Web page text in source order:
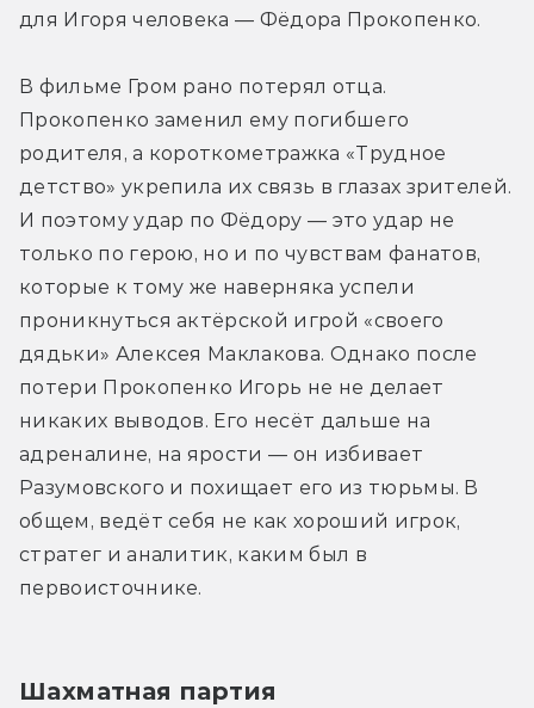
для Игоря человека — Фёдора Прокопенко.
В фильме Гром рано потерял отца.
Прокопенко заменил ему погибшего
родителя, а короткометражка «Трудное
детство» укрепила их связь в глазах зрителей.
И поэтому удар по Фёдору — это удар не
только по герою, но и по чувствам фанатов,
которые к тому же наверняка успели
проникнуться актёрской игрой «своего
дядьки» Алексея Маклакова. Однако после
потери Прокопенко Игорь не не делает
никаких выводов. Его несёт дальше на
адреналине, на ярости — он избивает
Разумовского и похищает его из тюрьмы. В
общем, ведёт себя не как хороший игрок,
стратег и аналитик, каким был в
первоисточнике.
Шахматная партия